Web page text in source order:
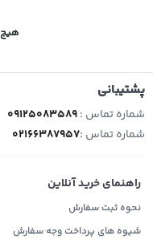
پشتیبانی
شماره تماس :09125083589
شماره تماس :02166387957
راهنمای خرید آنلاین
نحوه ثبت سفارش
شیوه های پرداخت وجه سفارش